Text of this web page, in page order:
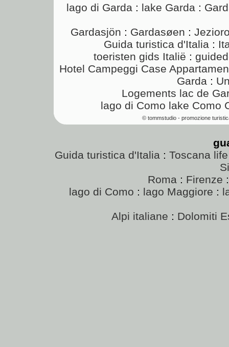
lago di Garda : lake Garda :
Gardasjön : Gardasøen :
Guida turistica d'Italia:
toeristen gids Italië :
Hotel Campeggi Case
Garda :
Logements lac de
lago di Como lake Como
© tommstudio - promozione
Guida turistica d'Italia : Toscana
Roma: Firenze
lago di Como : lago Maggiore :
Alpi italiane : Dolomiti